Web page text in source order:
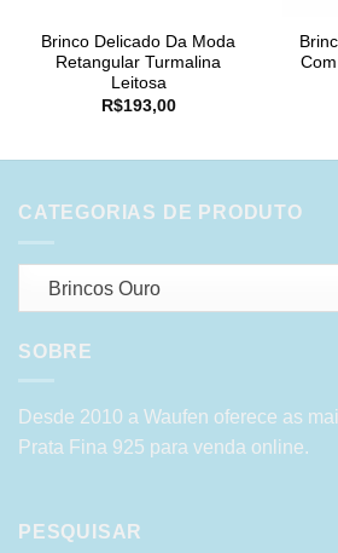
Brinco Delicado Da Moda
Retangular Turmalina
Leitosa
R$193,00
CATEGORIAS DE PRODUTO
Brincos Ouro
SOBRE
Desde 2010 a Waufen oferece as
Prata Fina 925 para venda online.
PESQUISAR